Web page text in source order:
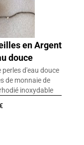
en Argent
douce
d'eau douce
de monnaie de
inoxydable